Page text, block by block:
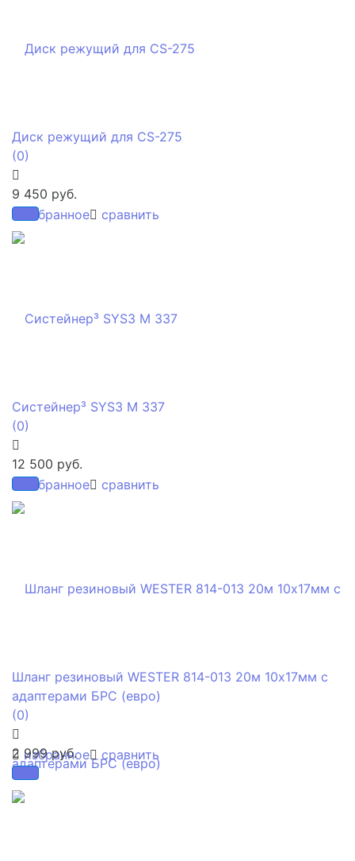
избранное сравнить
Диск режущий для CS-275
(0)
9 450 руб.
избранное сравнить
Систейнер³ SYS3 M 337
(0)
12 500 руб.
избранное сравнить
Шланг резиновый WESTER 814-013 20м 10x17мм с
адаптерами БРС (евро)
(0)
2 999 руб.